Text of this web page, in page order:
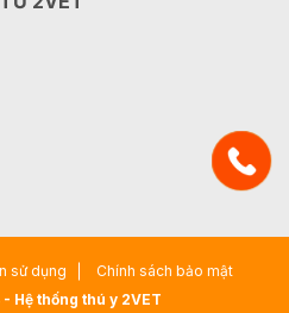
sử dụng
Chính sách bảo mật
Hệ thống thú y 2VET